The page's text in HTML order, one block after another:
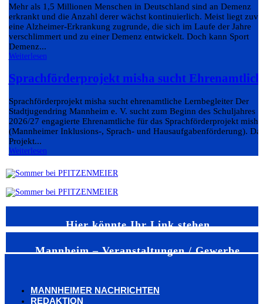
Mehr als 1,5 Millionen Menschen in Deutschland sind an Demenz
erkrankt und die Anzahl derer wächst kontinuierlich. Meist liegt
eine Alzheimer-Erkrankung zugrunde, die sich im Laufe der Jahre
verschlimmert und zu einer Demenz entwickelt. Doch kann Sport
Demenz...
Weiterlesen
Sprachförderprojekt misha sucht
Sprachförderprojekt misha sucht ehrenamtliche Lernbegleiter Der
Stadtjugendring Mannheim e. V. sucht zum Beginn des Schuljahres
2026/27 engagierte Ehrenamtliche für das Sprachförderprojekt misha
(Mannheimer Inklusions-, Sprach- und Hausaufgabenförderung).
Projekt...
Weiterlesen
Hier könnte Ihr Link stehen
Mannheim – Veranstaltungen / Gewerbe
MANNHEIMER NACHRICHTEN
REDAKTION